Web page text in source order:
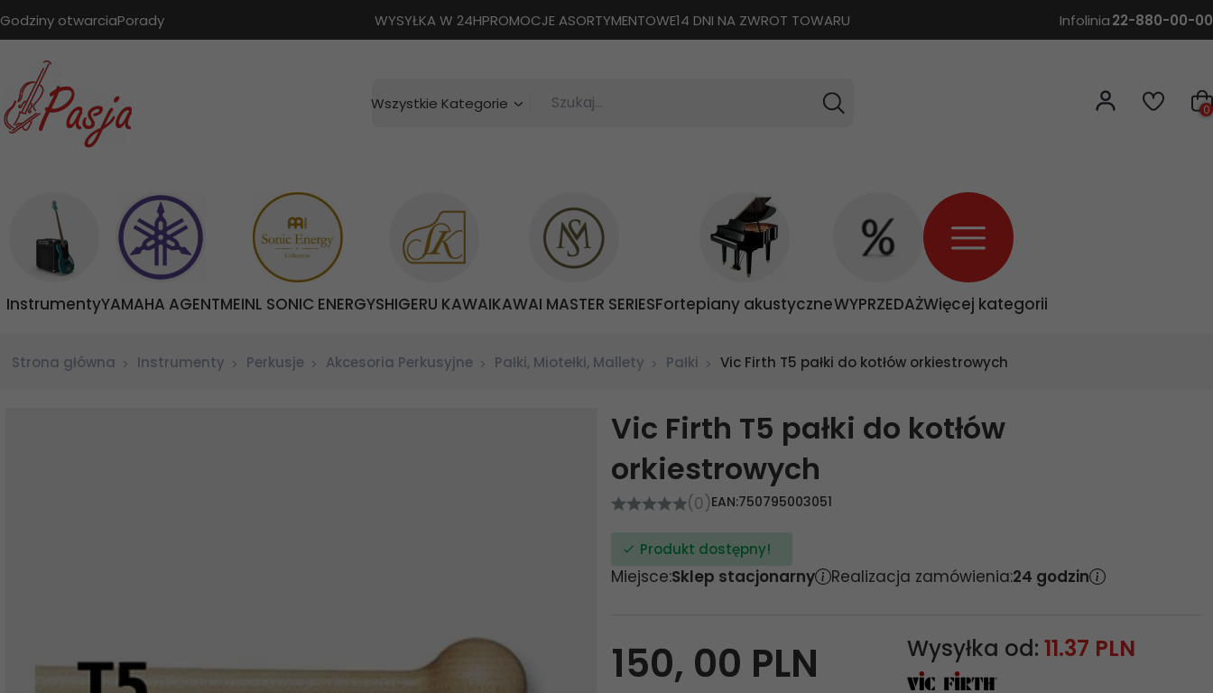
Godziny otwarciaPorady WYSYŁKA W 24HPROMOCJE ASORTYMENTOWE14 DNI NA ZWROT TOWARU Infolinia22-880-00-00
categories_searcher
Wszystkie Kategorie Szukaj... 0
InstrumentyYAMAHA AGENTMEINL SONIC ENERGYSHIGERU KAWAIKAWAI MASTER SERIESFortepiany akustyczneWYPRZEDAŻWięcej kategorii
Strona główna Instrumenty Perkusje Akcesoria Perkusyjne Pałki, Miotełki, Mallety Pałki Vic Firth T5 pałki do kotłów orkiestrowych
Vic Firth T5 pałki do kotłów
orkiestrowych
(0)EAN:750795003051
Produkt dostępny!
Miejsce:Sklep stacjonarny Realizacja zamówienia:24 godzin
150, 00 PLN Wysyłka od: 11.37 PLN